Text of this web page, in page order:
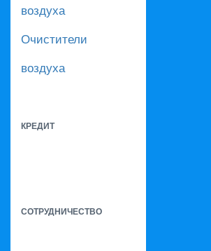
воздуха
Очистители
воздуха
КРЕДИТ
СОТРУДНИЧЕСТВО